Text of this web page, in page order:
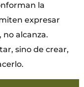
la
expresar
no alcanza.
sino de crear,